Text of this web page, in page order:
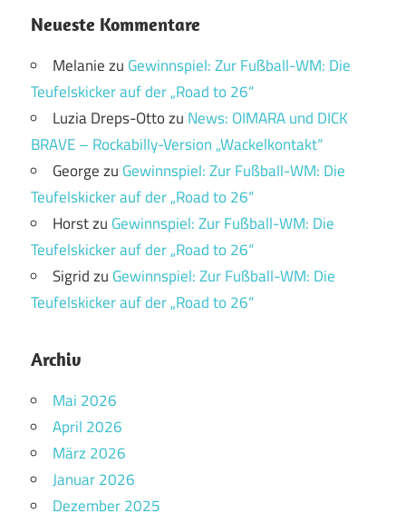
Neueste Kommentare
Melaniezu Gewinnspiel: Zur Fußball-WM: Die
Teufelskicker auf der „Road to 26“
Luzia Dreps-Ottozu News: OIMARA und DICK
BRAVE – Rockabilly-Version „Wackelkontakt“
Georgezu Gewinnspiel: Zur Fußball-WM: Die
Teufelskicker auf der „Road to 26“
Horstzu Gewinnspiel: Zur Fußball-WM: Die
Teufelskicker auf der „Road to 26“
Sigridzu Gewinnspiel: Zur Fußball-WM: Die
Teufelskicker auf der „Road to 26“
Archiv
Mai 2026
April 2026
März 2026
Januar 2026
Dezember 2025